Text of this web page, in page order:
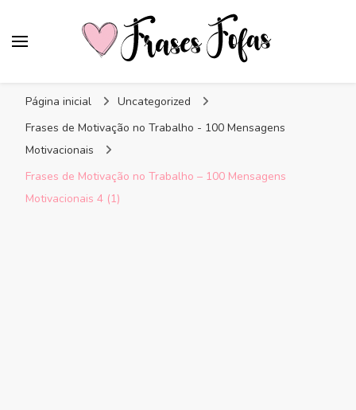
Página inicial
Uncategorized
Frases de Motivação no Trabalho - 100 Mensagens
Motivacionais
Frases de Motivação no Trabalho – 100 Mensagens
Motivacionais 4 (1)